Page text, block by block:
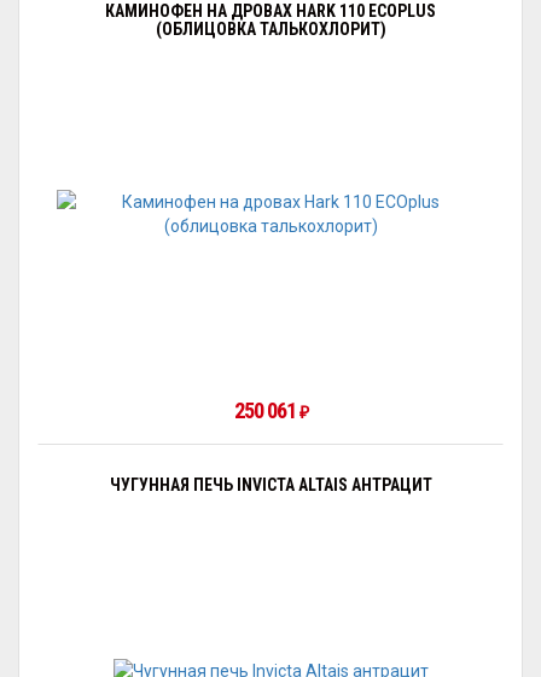
КАМИНОФЕН НА ДРОВАХ HARK 110 ECOPLUS
(ОБЛИЦОВКА ТАЛЬКОХЛОРИТ)
250 061 ₽
ЧУГУННАЯ ПЕЧЬ INVICTA ALTAIS АНТРАЦИТ